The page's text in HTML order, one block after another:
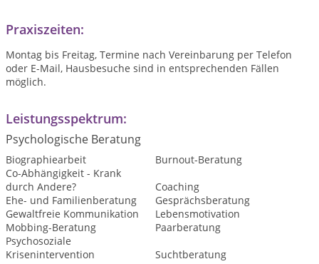
Praxiszeiten:
Montag bis Freitag, Termine nach Vereinbarung per Telefon
oder E-Mail, Hausbesuche sind in entsprechenden Fällen
möglich.
Leistungsspektrum:
Psychologische Beratung
Biographiearbeit
Burnout-Beratung
Co-Abhängigkeit - Krank
durch Andere?
Coaching
Ehe- und Familienberatung
Gesprächsberatung
Gewaltfreie Kommunikation
Lebensmotivation
Mobbing-Beratung
Paarberatung
Psychosoziale
Krisenintervention
Suchtberatung